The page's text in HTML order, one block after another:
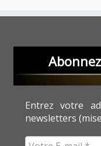
Entrez votre
newsletters